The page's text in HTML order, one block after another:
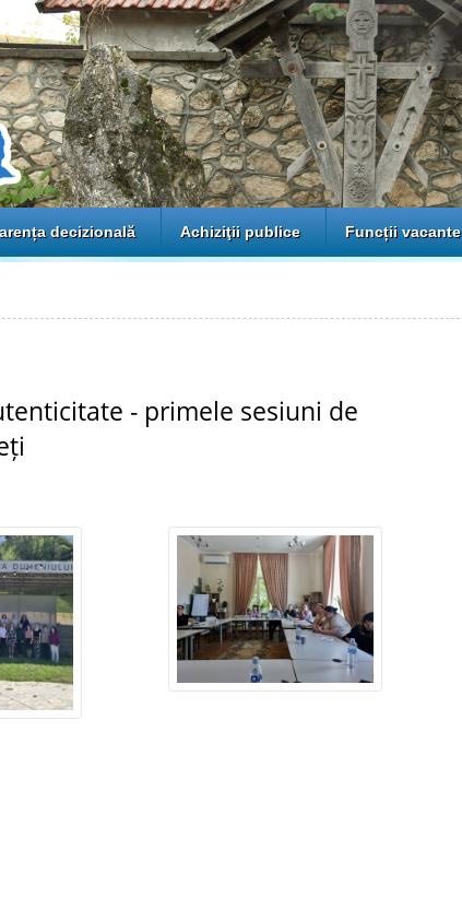
decizională Achiziţii publice Funcții vacante
- primele sesiuni de